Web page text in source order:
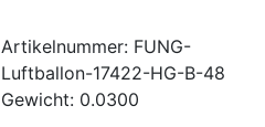
Artikelnummer: FUNG-
Luftballon-17422-HG-B-48
Gewicht: 0.0300